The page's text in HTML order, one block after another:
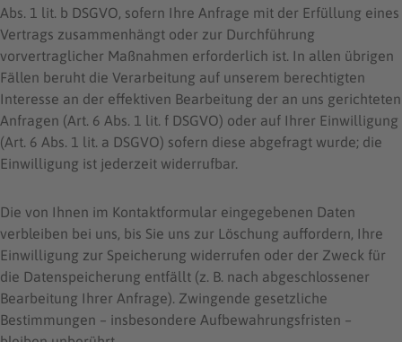
Abs. 1 lit. b DSGVO, sofern Ihre Anfrage mit der Erfüllung eines
Vertrags zusammenhängt oder zur Durchführung
vorvertraglicher Maßnahmen erforderlich ist. In allen übrigen
Fällen beruht die Verarbeitung auf unserem berechtigten
Interesse an der effektiven Bearbeitung der an uns gerichteten
Anfragen (Art. 6 Abs. 1 lit. f DSGVO) oder auf Ihrer Einwilligung
(Art. 6 Abs. 1 lit. a DSGVO) sofern diese abgefragt wurde; die
Einwilligung ist jederzeit widerrufbar.
Die von Ihnen im Kontaktformular eingegebenen Daten
verbleiben bei uns, bis Sie uns zur Löschung auffordern, Ihre
Einwilligung zur Speicherung widerrufen oder der Zweck für
die Datenspeicherung entfällt (z. B. nach abgeschlossener
Bearbeitung Ihrer Anfrage). Zwingende gesetzliche
Bestimmungen – insbesondere Aufbewahrungsfristen –